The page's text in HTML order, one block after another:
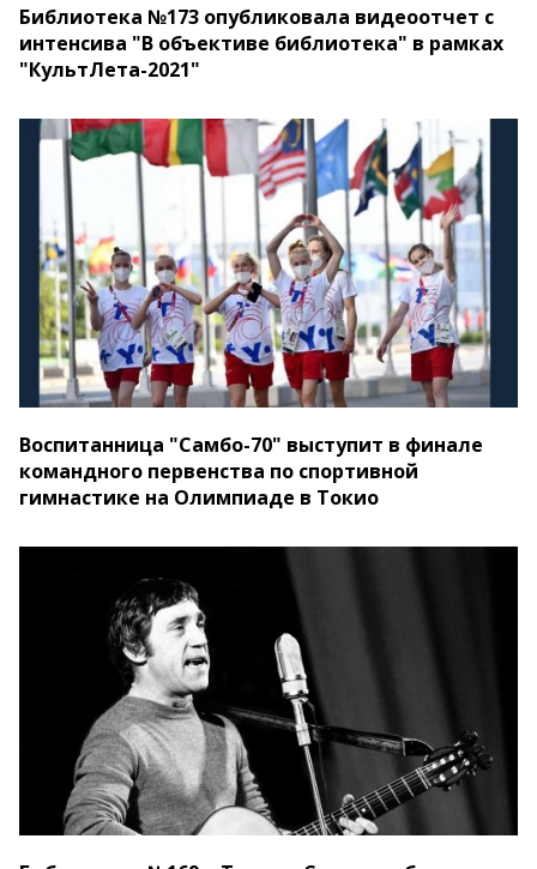
Библиотека №173 опубликовала видеоотчет с
интенсива "В объективе библиотека" в рамках
"КультЛета-2021"
Воспитанница "Самбо-70" выступит в финале
командного первенства по спортивной
гимнастике на Олимпиаде в Токио